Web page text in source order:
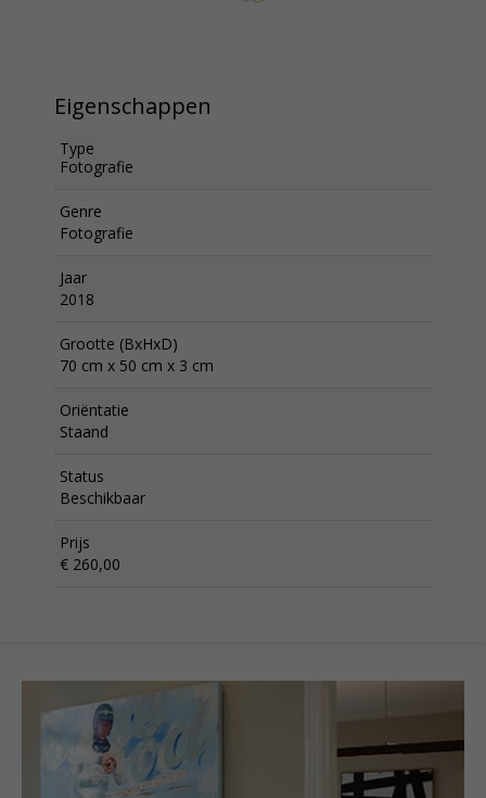
Eigenschappen
Type
Fotografie
Genre
Fotografie
Jaar
2018
Grootte (BxHxD)
70 cm x 50 cm x 3 cm
Oriëntatie
Staand
Status
Beschikbaar
Prijs
€ 260,00